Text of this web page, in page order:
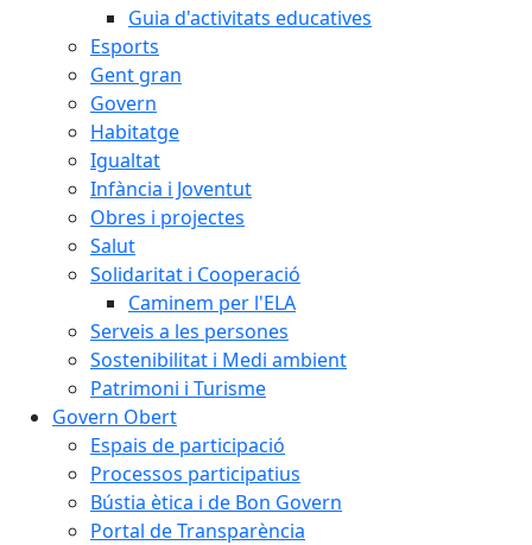
Guia d'activitats educatives
Esports
Gent gran
Govern
Habitatge
Igualtat
Infància i Joventut
Obres i projectes
Salut
Solidaritat i Cooperació
Caminem per l'ELA
Serveis a les persones
Sostenibilitat i Medi ambient
Patrimoni i Turisme
Govern Obert
Espais de participació
Processos participatius
Bústia ètica i de Bon Govern
Portal de Transparència